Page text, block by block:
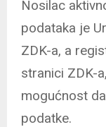
Nosilac
podataka je
ZDK-a, a
stranici ZDK-
mogućnost
podatke.